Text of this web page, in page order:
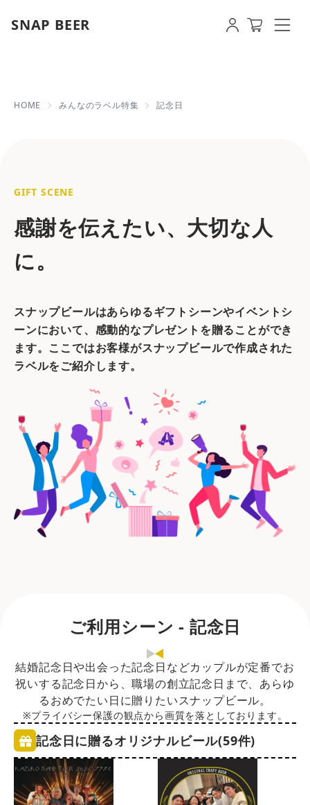
SNAP BEER 記念日ラベルサンプル（みんなのラベ
HOME みんなのラベル特集 記念日
GIFT SCENE
感謝を伝えたい、大切な人
に。
スナップビールはあらゆるギフトシーンやイベントシ
ーンにおいて、感動的なプレゼントを贈ることができ
ます。ここではお客様がスナップビールで作成された
ラベルをご紹介します。
ご利用シーン - 記念日
結婚記念日や出会った記念日などカップルが定番でお
祝いする記念日から、職場の創立記念日まで、あらゆ
るおめでたい日に贈りたいスナップビール。
※プライバシー保護の観点から画質を落としております。
記念日に贈るオリジナルビール(59件)